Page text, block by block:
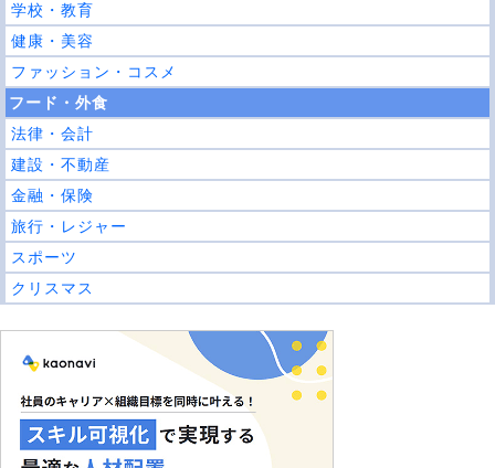
学校・教育
健康・美容
ファッション・コスメ
フード・外食
法律・会計
建設・不動産
金融・保険
旅行・レジャー
スポーツ
クリスマス